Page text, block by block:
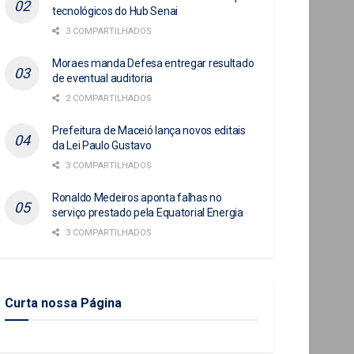
tecnológicos do Hub Senai
3 COMPARTILHADOS
Moraes manda Defesa entregar resultado
de eventual auditoria
2 COMPARTILHADOS
Prefeitura de Maceió lança novos editais
da Lei Paulo Gustavo
3 COMPARTILHADOS
Ronaldo Medeiros aponta falhas no
serviço prestado pela Equatorial Energia
3 COMPARTILHADOS
Curta nossa Página